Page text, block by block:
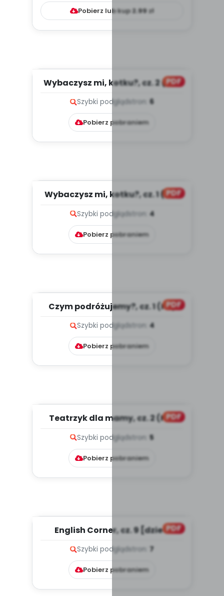
Pobierz lub kup2.99zł
PDF
Wybaczysz mi, kotku?, cz. 2 (PD)
Szybki podgląd stron: 6
Pobierz pobraniem
PDF
Wybaczysz mi, kotku?, cz. 1 (PD)
Szybki podglądstron: 4
Pobierz pobraniem
PDF
Czym podróżujemy?, cz. 1 (PD)
Szybki podgląd stron: 4
Pobierz pobraniem
PDF
Teatrzyk dla mamy, cz. 2 (PD)
Szybki podglądstron: 5
Pobierz pobraniem
PDF
English Corner, cz. 9 [dzieci
Szybki podglądstron: 7
Pobierz pobraniem